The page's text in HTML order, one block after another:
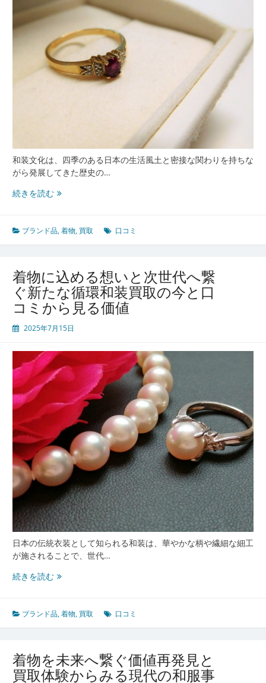
和装文化は、四季のある日本の生活風土と密接な関わりを持ちな
がら発展してきた歴史の…
続きを読む着
買
取
し
て
受
継
和
装
美
大
な
思
い
出
を
世
代
へ
つ
な
選
ブランド品,着物, 買取 口コミ
着物に込める想いと次世代へ繋
ぐ新たな循環和装買取の今と口
コミから見る価値
2025年7月15日
日本の伝統衣装として知られる和装は、華やかな柄や繊細な細工
が施されることで、世代…
続きを読む着
込
め
い
と
ブランド品,着物, 買取 口コミ
着物を未来へ繋ぐ価値再発見と
買取体験からみる現代の和服事